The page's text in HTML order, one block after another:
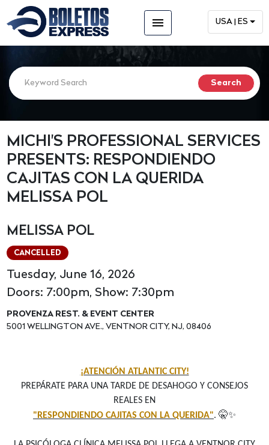
menu USA | ES
MICHI'S PROFESSIONAL SERVICES
PRESENTS: RESPONDIENDO
CAJITAS CON LA QUERIDA
MELISSA POL
MELISSA POL
CANCELLED
Tuesday, June 16, 2026
Doors: 7:00pm, Show: 7:30pm
PROVENZA REST. & EVENT CENTER
5001 WELLINGTON AVE., VENTNOR CITY, NJ, 08406
¡ATENCIÓN ATLANTIC CITY!
PREPÁRATE PARA UNA TARDE DE DESAHOGO Y CONSEJOS
REALES EN
"RESPONDIENDO CAJITAS CON LA QUERIDA". 🤫✨